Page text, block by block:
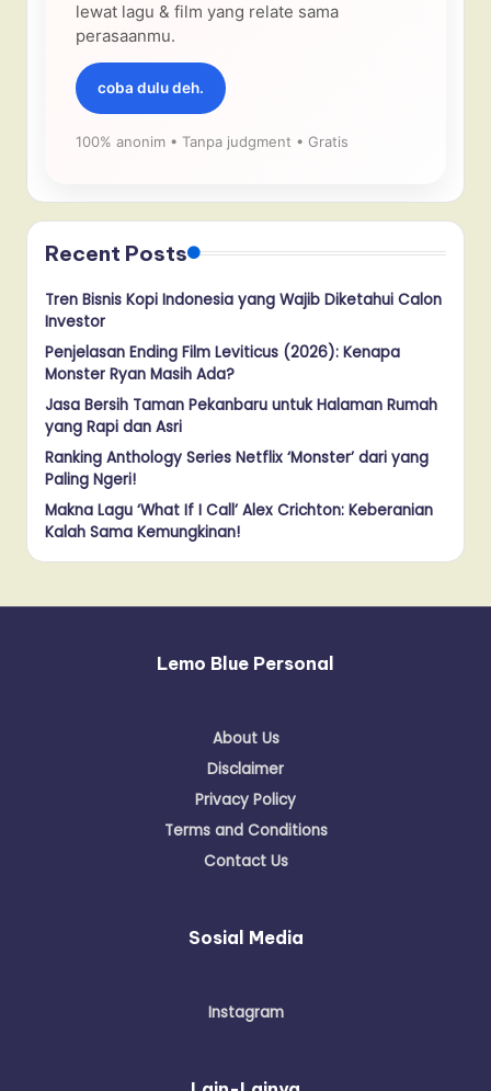
lewat lagu & film yang relate sama
perasaanmu.
coba dulu deh.
100% anonim • Tanpa judgment • Gratis
Recent Posts
Tren Bisnis Kopi Indonesia yang Wajib Diketahui Calon
Investor
Penjelasan Ending Film Leviticus (2026): Kenapa
Monster Ryan Masih Ada?
Jasa Bersih Taman Pekanbaru untuk Halaman Rumah
yang Rapi dan Asri
Ranking Anthology Series Netflix ‘Monster’ dari yang
Paling Ngeri!
Makna Lagu ‘What If I Call’ Alex Crichton: Keberanian
Kalah Sama Kemungkinan!
Lemo Blue Personal
About Us
Disclaimer
Privacy Policy
Terms and Conditions
Contact Us
Sosial Media
Instagram